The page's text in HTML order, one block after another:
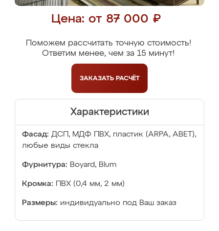
Цена: от 87 000 ₽
Поможем рассчитать точную стоимость!
Ответим менее, чем за 15 минут!
ЗАКАЗАТЬ РАСЧЁТ
Характеристики
Фасад: ДСП, МДФ ПВХ, пластик (ARPA, ABET),
любые виды стекла
Фурнитура: Boyard, Blum
Кромка: ПВХ (0,4 мм, 2 мм)
Размеры: индивидуально под Ваш заказ